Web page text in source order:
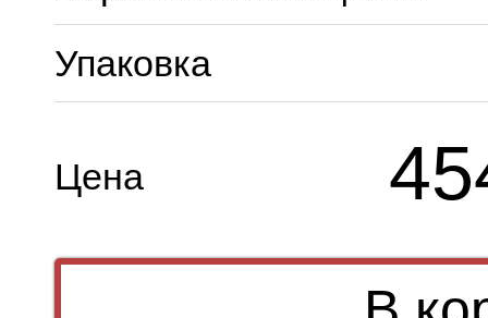
Упаковка
Цена